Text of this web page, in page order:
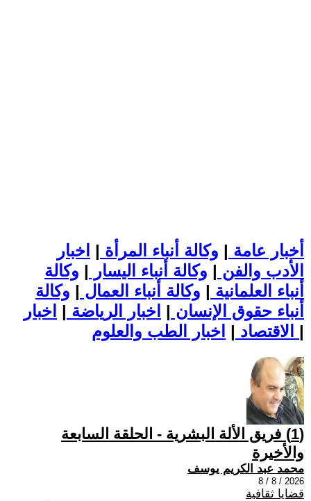
أخبار عامة | وكالة أنباء المرأة | اخبار
الأدب والفن | وكالة أنباء اليسار | وكالة
أنباء العلمانية | وكالة أنباء العمال | وكالة
أنباء حقوق الإنسان | اخبار الرياضة | اخبار
الاقتصاد | |
(1) فريق الألة البشرية - الحلقة السابعة
والأخيرة
محمد عبد الكريم يوسف
2026 / 8 / 8
قضايا ثقافية